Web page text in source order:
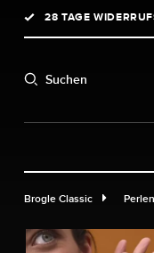
Zur
28 TAGE
Suchen
Brogle Classic